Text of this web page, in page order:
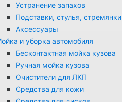
Устранение запахов
Подставки, стулья, стремянки
Аксессуары
и уборка автомобиля
Бесконтактная мойка кузова
Ручная мойка кузова
Очистители для ЛКП
Средства для кожи